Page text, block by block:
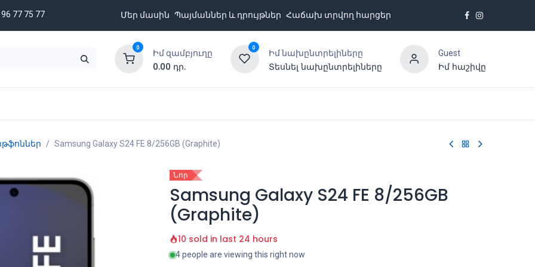
77 75 77 Մեր մասին Պայմաններ և դրույթներ Հաճախ տրվող հարցեր
0
Իմ զամբյուղը
0.00 դր.
0
Իմ նախընտրելիները
Տեսնել նախընտրելիները
Guest
Իմ հաշիվը
Samsung Galaxy S24 FE 8/256GB (Graphite)
Նոր
Samsung Galaxy S24 FE 8/256GB
(Graphite)
10 sold in last 24 hours
4 people are viewing this right now